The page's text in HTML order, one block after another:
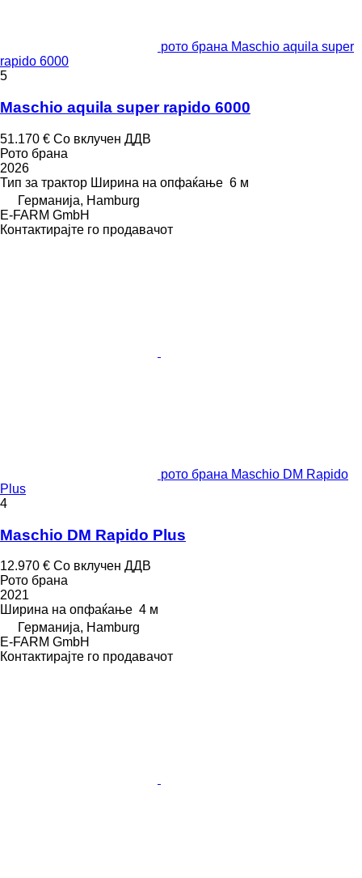
рото брана Maschio aquila super
rapido 6000
5
Maschio aquila super rapido 6000
51.170 € Со вклучен ДДВ
Рото брана
2026
Тип за трактор Ширина на опфаќање 6 м
Германија, Hamburg
E-FARM GmbH
Контактирајте го продавачот
рото брана Maschio DM Rapido
Plus
4
Maschio DM Rapido Plus
12.970 € Со вклучен ДДВ
Рото брана
2021
Ширина на опфаќање 4 м
Германија, Hamburg
E-FARM GmbH
Контактирајте го продавачот